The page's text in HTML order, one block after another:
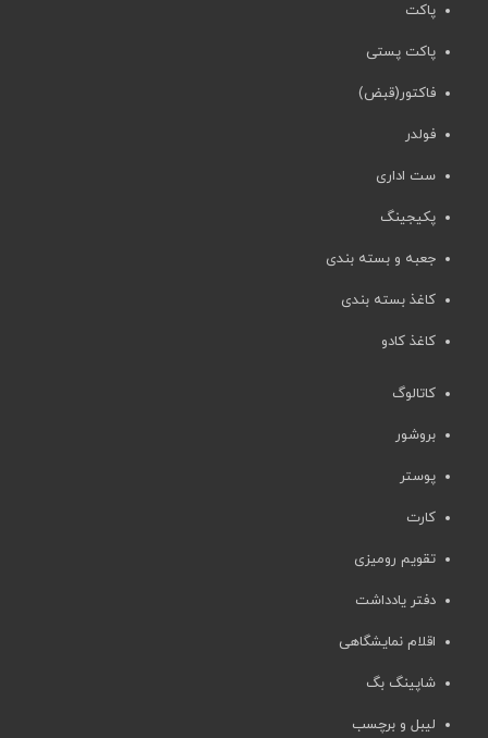
پاکت
پاکت پستی
فاکتور(قبض)
فولدر
ست اداری
پکیجینگ
جعبه و بسته بندی
کاغذ بسته بندی
کاغذ کادو
کاتالوگ
بروشور
پوستر
کارت
تقویم رومیزی
دفتر یادداشت
اقلام نمایشگاهی
شاپینگ بگ
لیبل و برچسب